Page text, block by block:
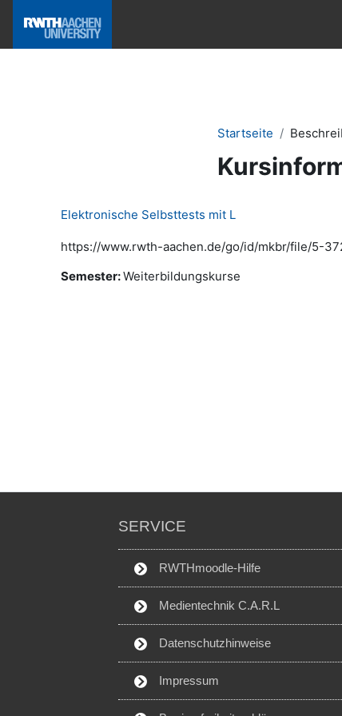
Startseite
Elektronische Selbsttests mit L
https://www.rwth-aachen.de/go/id/mkbr/file/5-
Semester:Weiterbildungskurse
SERVICE
RWTHmoodle-Hilfe
Medientechnik C.A.R.L
Datenschutzhinweise
Impressum